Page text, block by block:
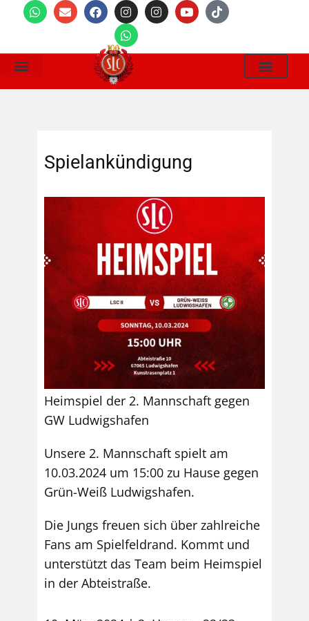
Spielankündigung
Heimspiel der 2. Mannschaft gegen
GW Ludwigshafen
Unsere 2. Mannschaft spielt am
10.03.2024 um 15:00 zu Hause gegen
Grün-Weiß Ludwigshafen.
Die Jungs freuen sich über zahlreiche
Fans am Spielfeldrand. Kommt und
unterstützt das Team beim Heimspiel
in der Abteistraße.